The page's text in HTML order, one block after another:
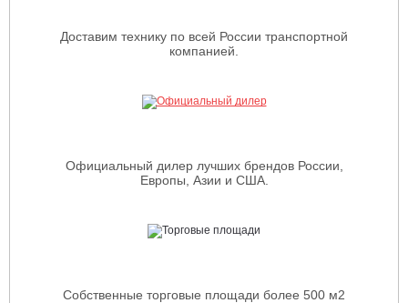
Доставим технику по всей России транспортной
компанией.
Официальный дилер лучших брендов России,
Европы, Азии и США.
Собственные торговые площади более 500 м2